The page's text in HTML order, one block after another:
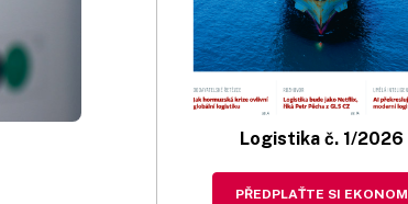
Logistika č. 1/2026
PŘEDPLAŤTE SI EKONOM